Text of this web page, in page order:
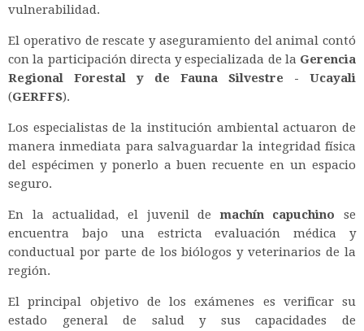
vulnerabilidad.
El operativo de rescate y aseguramiento del animal contó
con la participación directa y especializada de la Gerencia
Regional Forestal y de Fauna Silvestre - Ucayali
(GERFFS).
Los especialistas de la institución ambiental actuaron de
manera inmediata para salvaguardar la integridad física
del espécimen y ponerlo a buen recuente en un espacio
seguro.
En la actualidad, el juvenil demachín capuchino se
encuentra bajo una estricta evaluación médica y
conductual por parte de los biólogos y veterinarios de la
región.
El principal objetivo de los exámenes es verificar su
estado general de salud y sus capacidades de